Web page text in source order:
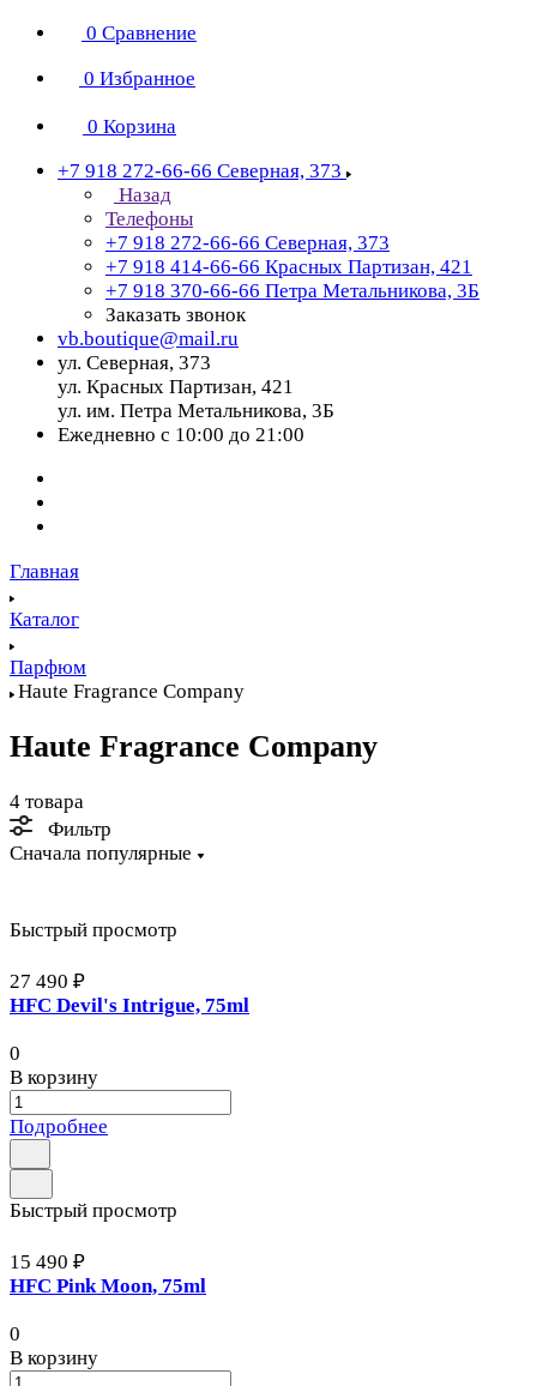
0 Сравнение
0 Избранное
0 Корзина
+7 918 272-66-66 Северная, 373
Назад
Телефоны
+7 918 272-66-66 Северная, 373
+7 918 414-66-66 Красных Партизан, 421
+7 918 370-66-66 Петра Метальникова, 3Б
Заказать звонок
vb.boutique@mail.ru
ул. Северная, 373
ул. Красных Партизан, 421
ул. им. Петра Метальникова, 3Б
Ежедневно с 10:00 до 21:00
Главная
Каталог
Парфюм
Haute Fragrance Company
Haute Fragrance Company
4 товара
Фильтр
Сначала популярные
Быстрый просмотр
27 490 ₽
HFC Devil's Intrigue, 75ml
0
В корзину
Подробнее
Быстрый просмотр
15 490 ₽
HFC Pink Moon, 75ml
0
В корзину